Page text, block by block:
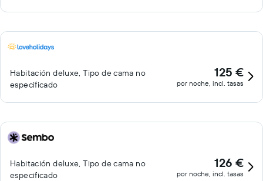
Habitación deluxe, Tipo de cama no
especificado
125 €
por noche, incl. tasas
Habitación deluxe, Tipo de cama no
especificado
126 €
por noche, incl. tasas